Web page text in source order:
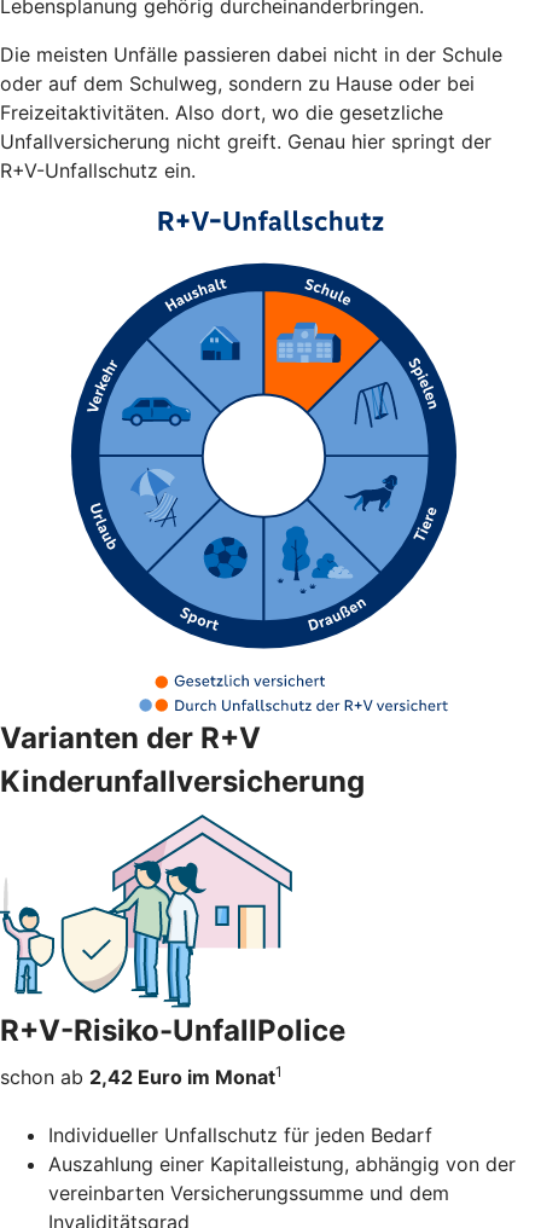
Lebensplanung gehörig durcheinanderbringen.
Die meisten Unfälle passieren dabei nicht in der Schule
oder auf dem Schulweg, sondern zu Hause oder bei
Freizeitaktivitäten. Also dort, wo die gesetzliche
Unfallversicherung nicht greift. Genau hier springt der
R+V-Unfallschutz ein.
Varianten der R+V
Kinderunfallversicherung
R+V-Risiko-UnfallPolice
schon ab 2,42 Euro im Monat1
Individueller Unfallschutz für jeden Bedarf
Auszahlung einer Kapitalleistung, abhängig von der
vereinbarten Versicherungssumme und dem
Invaliditätsgrad